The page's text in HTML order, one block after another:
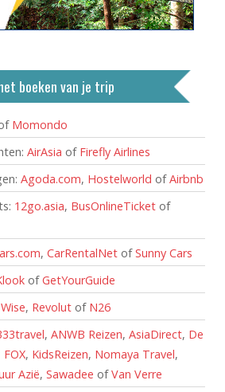
boeken van je trip
Momondo
AirAsia of Firefly Airlines
Agoda.com, Hostelworld ofAirbnb
12go.asia, BusOnlineTicket of
, CarRentalNet ofSunny Cars
ofGetYourGuide
Wise, Revolut of N26
, ANWB Reizen, AsiaDirect, De
FOX, KidsReizen, Nomaya Travel,
Azië, Sawadee ofVan Verre